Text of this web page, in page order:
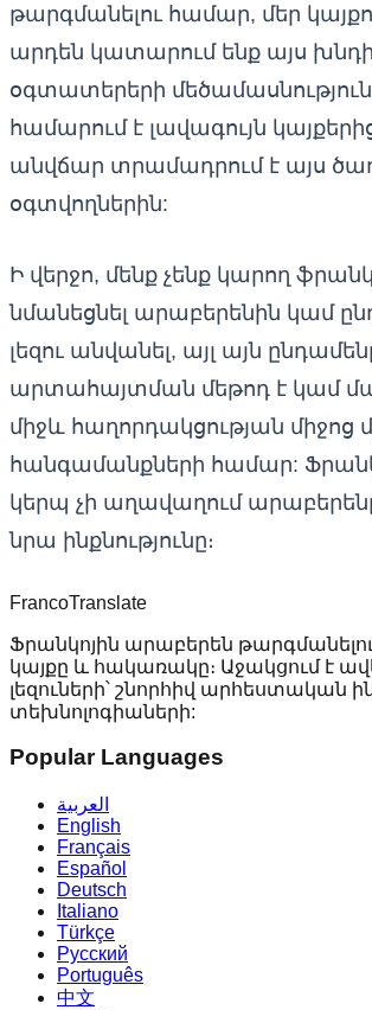
թարգմանելու համար, մեր
արդեն կատարում ենք այս
օգտատերերի
համարում է լավագույն
անվճար տրամադրում է այս
օգտվողներին:
Ի վերջո, մենք չենք կարող
նմանեցնել արաբերենին կամ
լեզու անվանել, այլ այն
արտահայտման մեթոդ է կամ
միջև հաղորդակցության միջոց
հանգամանքների համար:
կերպ չի աղավաղում արաբերենը
նրա ինքնությունը։
FrancoTranslate
Ֆրանկոյին արաբերեն
կայքը և հակառակը։ Աջակցում է
լեզուների՝ շնորհիվ արհեստական
տեխնոլոգիաների:
Popular Languages
العربية
English
Français
Español
Deutsch
Italiano
Türkçe
Русский
Português
中文